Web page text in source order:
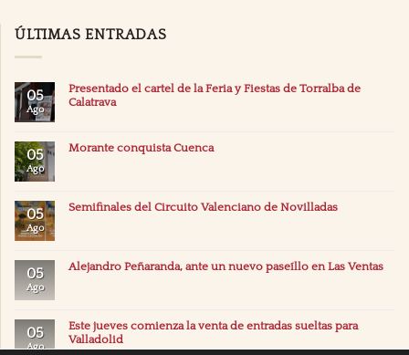
ÚLTIMAS ENTRADAS
05
Ago
Presentado el cartel de la Feria y Fiestas de Torralba de
Calatrava
05
Ago
Morante conquista Cuenca
05
Ago
Semifinales del Circuito Valenciano de Novilladas
05
Ago
Alejandro Peñaranda, ante un nuevo paseíllo en Las Ventas
05
Ago
Este jueves comienza la venta de entradas sueltas para
Valladolid